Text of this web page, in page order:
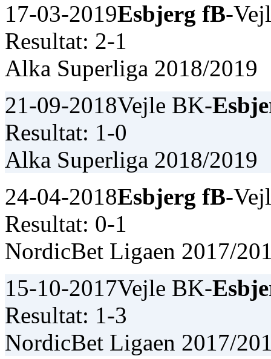
17-03-2019Esbjerg fB-
Resultat: 2-1
Alka Superliga 2018/2019
21-09-2018Vejle BK-
Resultat: 1-0
Alka Superliga 2018/2019
24-04-2018Esbjerg fB-
Resultat: 0-1
NordicBet Ligaen 2017/
15-10-2017Vejle BK-
Resultat: 1-3
NordicBet Ligaen 2017/